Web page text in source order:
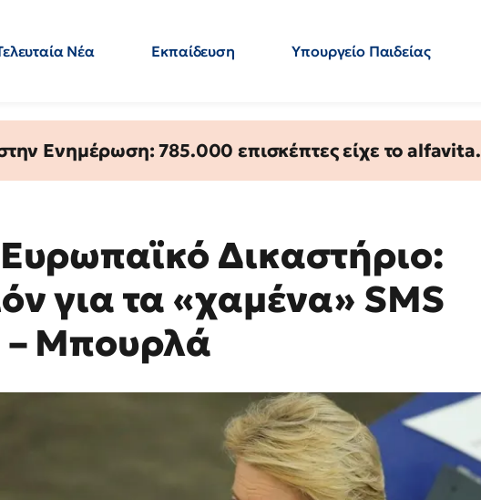
Νέα Εκπαίδευση Υπουργείο Παιδείας
Ενημέρωση: 785.000 επισκέπτες είχε το
Δικαστήριο:
για τα «χαμένα» SMS
– Μπουρλά